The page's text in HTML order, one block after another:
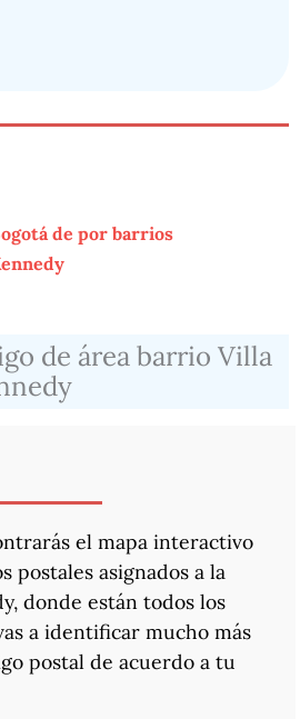
de por barrios
de área barrio Villa
el mapa interactivo
postales asignados a la
donde están todos los
a identificar mucho más
postal de acuerdo a tu